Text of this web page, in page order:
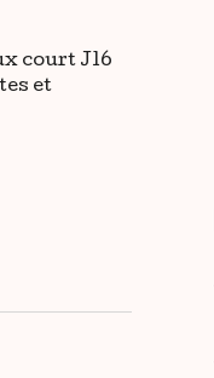
court J16
et